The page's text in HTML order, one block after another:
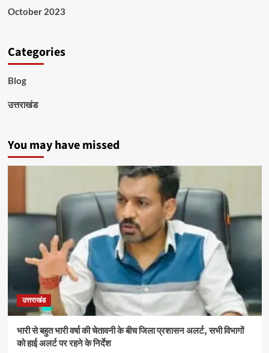
October 2023
Categories
Blog
उत्तराखंड
You may have missed
उत्तराखंड
भारी से बहुत भारी वर्षा की चेतावनी के बीच जिला प्रशासन अलर्ट, सभी विभागों
को हाई अलर्ट पर रहने के निर्देश